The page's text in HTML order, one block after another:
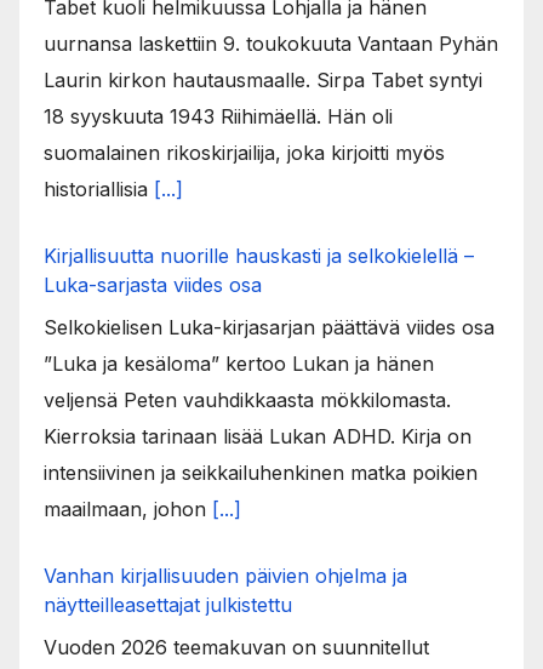
Tabet kuoli helmikuussa Lohjalla ja hänen
uurnansa laskettiin 9. toukokuuta Vantaan Pyhän
Laurin kirkon hautausmaalle. Sirpa Tabet syntyi
18 syyskuuta 1943 Riihimäellä. Hän oli
suomalainen rikoskirjailija, joka kirjoitti myös
historiallisia [...]
Kirjallisuutta nuorille hauskasti ja selkokielellä –
Luka-sarjasta viides osa
Selkokielisen Luka-kirjasarjan päättävä viides osa
”Luka ja kesäloma” kertoo Lukan ja hänen
veljensä Peten vauhdikkaasta mökkilomasta.
Kierroksia tarinaan lisää Lukan ADHD. Kirja on
intensiivinen ja seikkailuhenkinen matka poikien
maailmaan, johon [...]
Vanhan kirjallisuuden päivien ohjelma ja
näytteilleasettajat julkistettu
Vuoden 2026 teemakuvan on suunnitellut